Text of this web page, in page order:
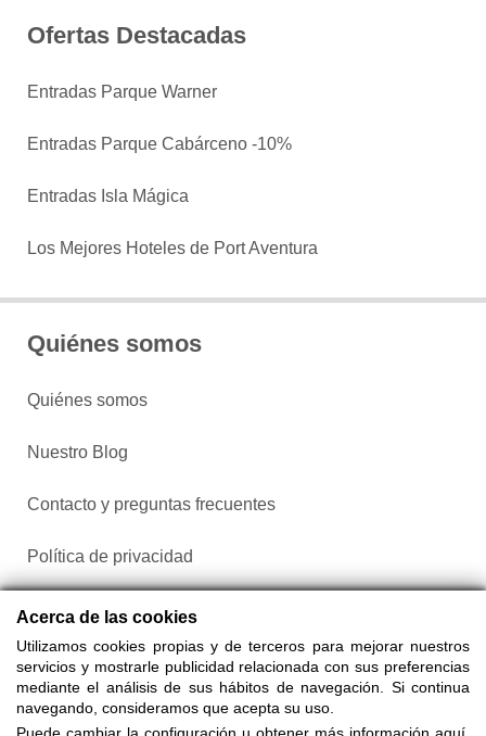
Ofertas Destacadas
Entradas Parque Warner
Entradas Parque Cabárceno -10%
Entradas Isla Mágica
Los Mejores Hoteles de Port Aventura
Quiénes somos
Quiénes somos
Nuestro Blog
Contacto y preguntas frecuentes
Política de privacidad
Configurar cookies
Acerca de las cookies
Utilizamos cookies propias y de terceros para mejorar nuestros
servicios y mostrarle publicidad relacionada con sus preferencias
mediante el análisis de sus hábitos de navegación. Si continua
navegando, consideramos que acepta su uso.